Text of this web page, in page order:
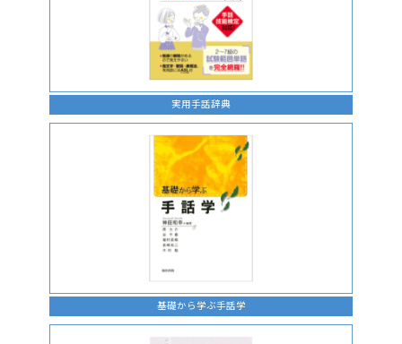
実用手話辞典
基礎から学ぶ手話学